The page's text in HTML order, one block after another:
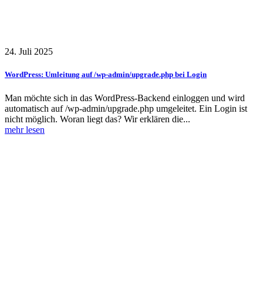
24. Juli 2025
WordPress: Umleitung auf /wp-admin/upgrade.php bei Login
Man möchte sich in das WordPress-Backend einloggen und wird
automatisch auf /wp-admin/upgrade.php umgeleitet. Ein Login ist
nicht möglich. Woran liegt das? Wir erklären die...
mehr lesen